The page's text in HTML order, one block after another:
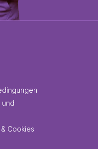
und
Cookies